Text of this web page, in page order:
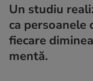
Un studiu
ca persoanele
fiecare
mentă.